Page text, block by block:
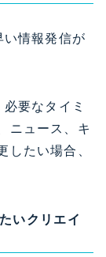
い情報発信が
要なタイミ
ニュース、キ
したい場合、
いクリエイ